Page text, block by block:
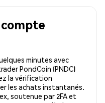
compte
minutes avec
PondCoin (PNDC)
la vérification
les achats instantanés.
soutenue par 2FA et